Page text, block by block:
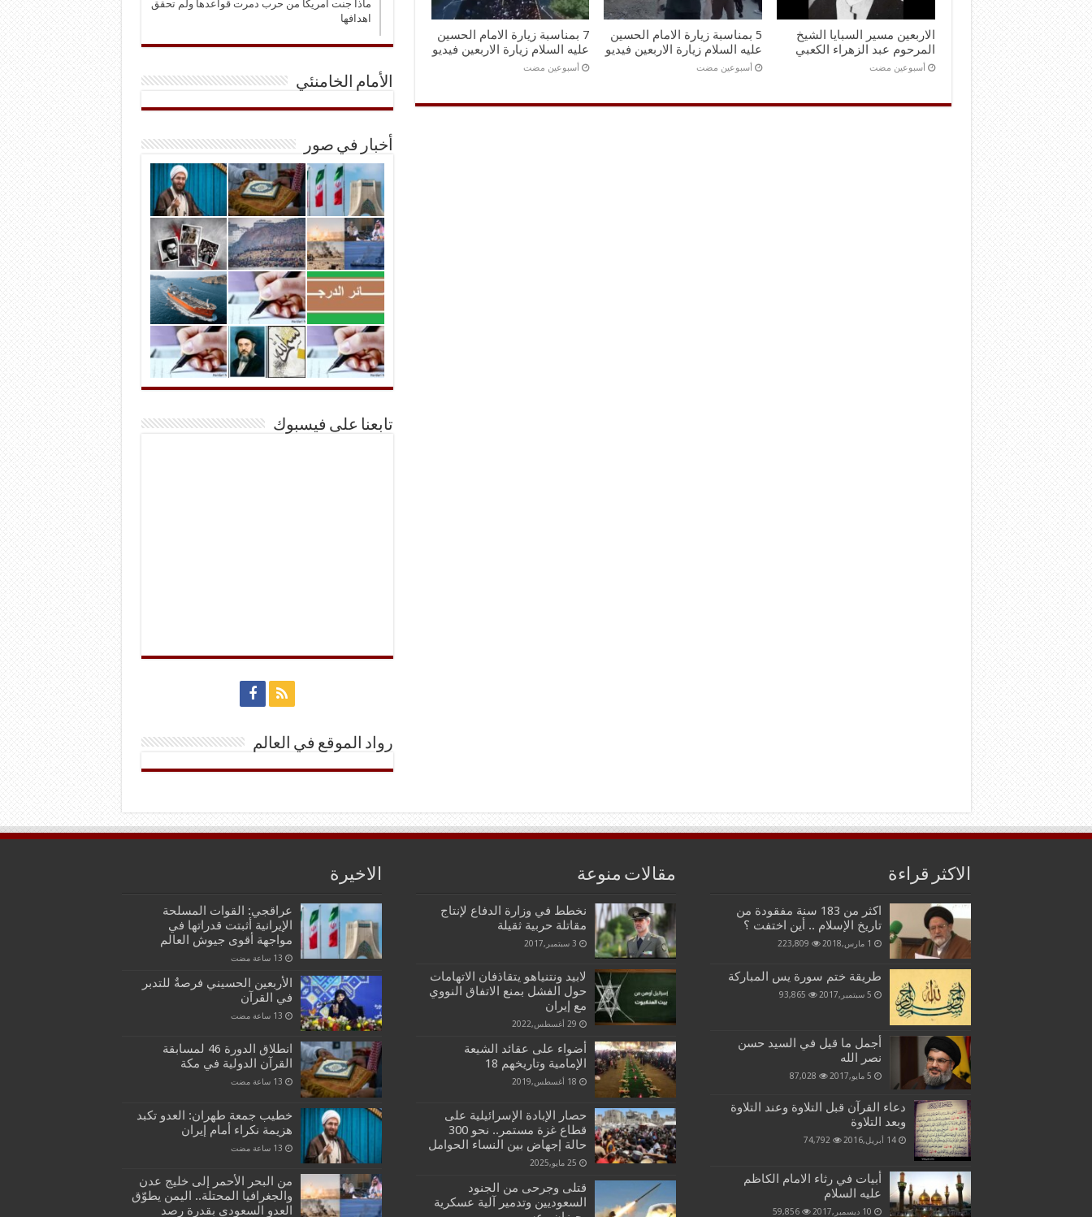
الاربعين مسير السبايا الشيخ
المرحوم عبد الزهراء الكعبي
‏أسبوعين مضت
5 بمناسبة زيارة الامام الحسين
عليه السلام زيارة الاربعين فيديو
‏أسبوعين مضت
7 بمناسبة زيارة الامام الحسين
عليه السلام زيارة الاربعين فيديو
‏أسبوعين مضت
ماذا جنت أمريكا من حرب دمرت قواعدها ولم تحقق
اهدافها
الأمام الخامنئي
أخبار في صور
تابعنا على فيسبوك
رواد الموقع في العالم
الاكثر قراءة
اكثر من 183 سنة مفقودة من
تاريخ الإسلام .. أين اختفت ؟
1 مارس,2018 223,809
طريقة ختم سورة يس المباركة
5 سبتمبر,2017 93,865
أجمل ما قيل في السيد حسن
نصر الله
5 مايو,2017 87,028
دعاء القرآن قبل التلاوة وعند التلاوة
وبعد التلاوة
14 أبريل,2016 74,792
أبيات في رثاء الامام الكاظم
عليه السلام
10 ديسمبر,2017 59,856
مقالات منوعة
نخطط في وزارة الدفاع لإنتاج
مقاتلة حربية ثقيلة
3 سبتمبر,2017
لابيد ونتنياهو يتقاذفان الاتهامات
حول الفشل بمنع الاتفاق النووي
مع إيران
29 أغسطس,2022
أضواء على عقائد الشيعة
الإمامية وتاريخهم 18
18 أغسطس,2019
حصار الإبادة الإسرائيلية على
قطاع غزة مستمر.. نحو 300
حالة إجهاض بين النساء الحوامل
25 مايو,2025
قتلى وجرحى من الجنود
السعوديين وتدمير آلية عسكرية
الاخيرة
عراقجي: القوات المسلحة
الإيرانية أثبتت قدراتها في
مواجهة أقوى جيوش العالم
الأربعين الحسيني فرصةٌ للتدبر
في القرآن
انطلاق الدورة 46 لمسابقة
القرآن الدولية في مكة
خطيب جمعة طهران: العدو تكبد
هزيمة نكراء أمام إيران
من البحر الأحمر إلى خليج عدن
والجغرافيا المحتلة.. اليمن يطوّق
العدو السعودي بقدرة رصد